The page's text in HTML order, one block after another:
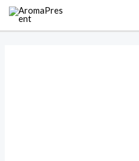
Перейти